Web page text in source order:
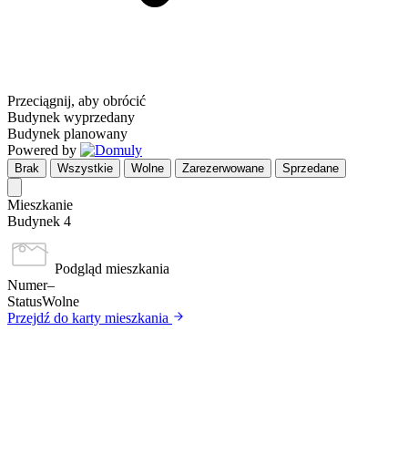
Przeciągnij, aby obrócić
Budynek wyprzedany
Budynek planowany
Powered by
Brak Wszystkie Wolne Zarezerwowane Sprzedane
Mieszkanie
Budynek 4
Podgląd mieszkania
Numer–
StatusWolne
Przejdź do karty mieszkania